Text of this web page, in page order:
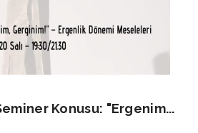
Konusu: "Ergenim...